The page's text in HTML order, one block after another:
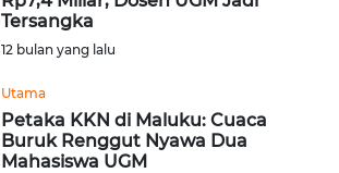
Tersangka
12 bulan yang lalu
Utama
Petaka KKN di Maluku: Cuaca
Buruk Renggut Nyawa Dua
Mahasiswa UGM